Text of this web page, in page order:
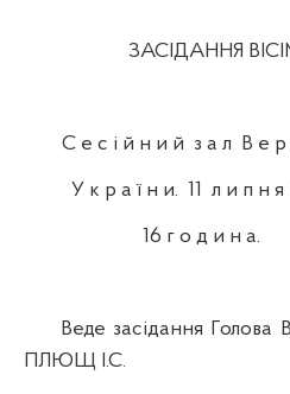
ЗАСІДАННЯ
С е с і й н и й з а л В е р
У к р а ї н и. 11 л и п н я
16 г о д и н а.
Веде засідання Голова
ПЛЮЩ І.С.